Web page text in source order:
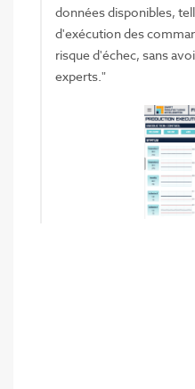
données disponibles,
d'exécution des
risque d'échec, sans
experts."